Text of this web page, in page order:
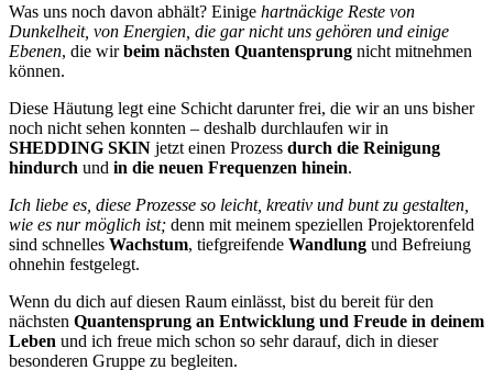
Was uns noch davon abhält? Einige hartnäckige Reste von
Dunkelheit, von Energien, die gar nicht uns gehören und einige
Ebenen, die wirbeim nächsten Quantensprung nicht mitnehmen
können.
Diese Häutung legt eine Schicht darunter frei, die wir an uns bisher
noch nicht sehen konnten – deshalb durchlaufen wir in
SHEDDING SKIN jetzt einen Prozess durch die Reinigung
hindurch und in die neuen Frequenzen hinein.
Ich liebe es, diese Prozesse so leicht, kreativ und bunt zu gestalten,
wie es nur möglich ist; denn mit meinem speziellen Projektorenfeld
sind schnelles Wachstum, tiefgreifende Wandlung und Befreiung
ohnehin festgelegt.
Wenn du dich auf diesen Raum einlässt, bist du bereit für den
nächsten Quantensprung an Entwicklung und Freude in deinem
Leben und ich freue mich schon so sehr darauf, dich in dieser
besonderen Gruppe zu begleiten.